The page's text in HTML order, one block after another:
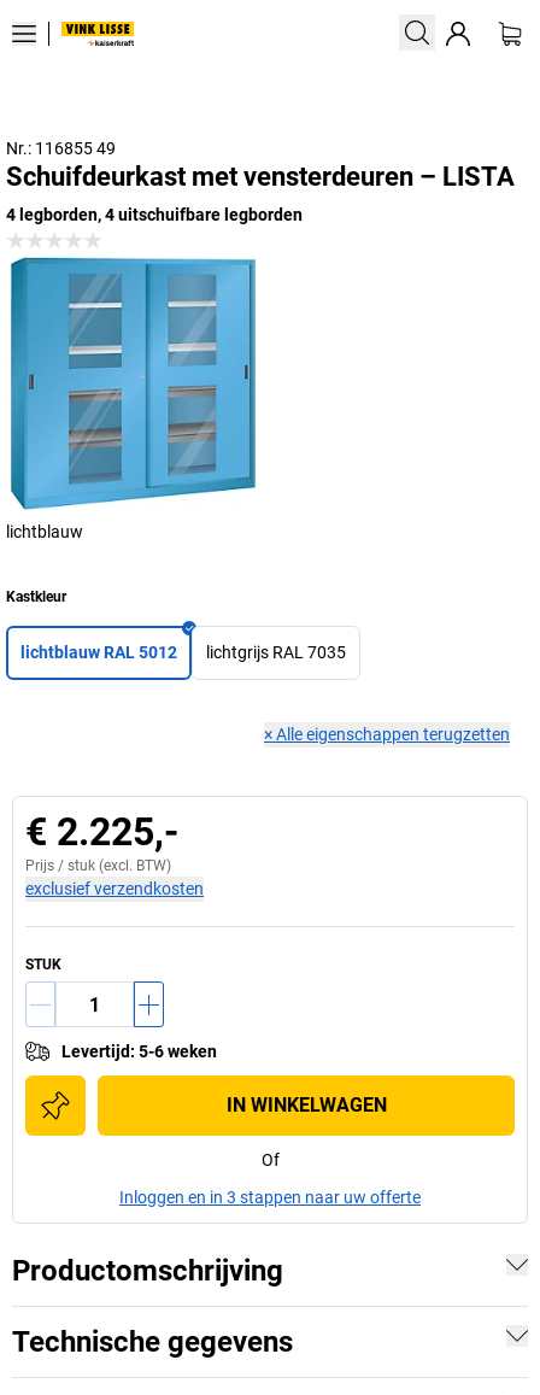
Nr.: 116855 49
Schuifdeurkast met vensterdeuren – LISTA
4 legborden, 4 uitschuifbare legborden
lichtblauw
Kastkleur
lichtblauw RAL 5012 lichtgrijs RAL 7035
×Alle eigenschappen terugzetten
€ 2.225,-
Prijs / stuk (excl. BTW)
exclusief verzendkosten
STUK
Levertijd: 5-6 weken
IN WINKELWAGEN
Of
Inloggen en in 3 stappen naar uw offerte
Productomschrijving
Technische gegevens